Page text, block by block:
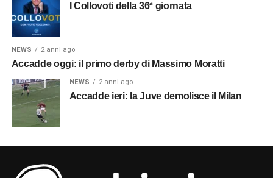
I Collovoti della 36ª giornata
NEWS 2 anni ago
Accadde oggi: il primo derby di Massimo Moratti
NEWS 2 anni ago
Accadde ieri: la Juve demolisce il Milan